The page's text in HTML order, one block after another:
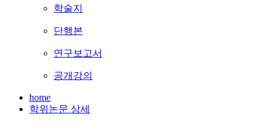
학술지
단행본
연구보고서
공개강의
home
학위논문 상세